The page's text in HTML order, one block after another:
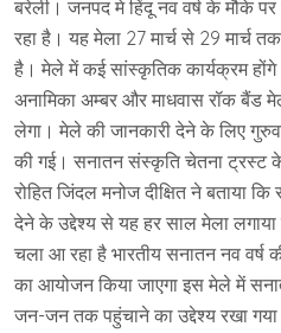
बरेली। जनपद मे हिंदू नव वर्ष के मौके
रहा है। यह मेला 27 मार्च से 29 मार्च
है। मेले में कई सांस्कृतिक कार्यक्रम
अनामिका अम्बर और माधवास रॉक बैंड
लेगा। मेले की जानकारी देने के लिए
की गई। सनातन संस्कृति चेतना ट्रस्ट
रोहित जिंदल मनोज दीक्षित ने बताया
देने के उद्देश्य से यह हर साल मेला लगाया
चला आ रहा है भारतीय सनातन नव
का आयोजन किया जाएगा इस मेले में
जन-जन तक पहुंचाने का उद्देश्य रखा